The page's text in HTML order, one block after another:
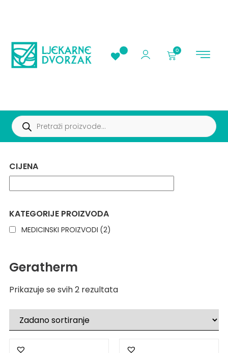
0
CIJENA
KATEGORIJE PROIZVODA
MEDICINSKI PROIZVODI (2)
Geratherm
Prikazuje se svih 2 rezultata